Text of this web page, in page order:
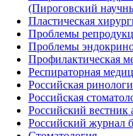
(Пироговский
Пластическая
Проблемы
Проблемы
Профилактическая
Респираторная
Российская
Российская
Российский вестник
Российский журнал